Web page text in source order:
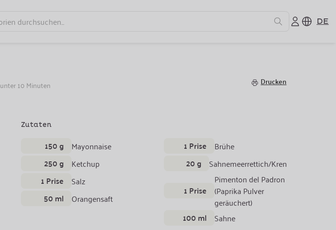
DE
unter 10 Minuten Drucken
Zutaten
150 g Mayonnaise
250 g Ketchup
1 Prise Salz
50 ml Orangensaft
1 Prise Brühe
20 g Sahnemeerrettich/Kren
1 Prise
Pimenton del Padron
(Paprika Pulver
geräuchert)
100 ml Sahne